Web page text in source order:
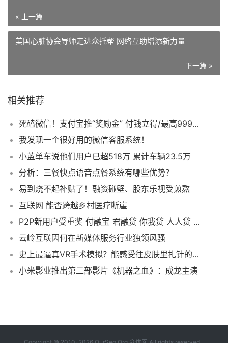
« 上一篇
美国心脏协会导师走进众托帮 网络互助增添新力量
下一篇 »
相关推荐
死磕微信！支付宝推“奖励金” 付钱立得/最高999元
我发现一个很好用的微信客服系统！
小蓝单车说他们用户已超518万 累计车辆23.5万
分析：三餐快点语音点餐系统有哪些优势？
易到烧不起补贴了！融资碰壁、股东乐视受煎熬
互联网 能否跨越乡村医疗断崖
P2P新用户受重奖 付融宝 君融贷 你我贷 人人贷 融金所 微贷网优惠多
云岭互联因何在新媒体服务行业独领风骚
史上最逼真VR手术模拟？能感受往皮肤里扎针的酸爽哦
小米影业推出第二部影片《机器之血》：成龙主演